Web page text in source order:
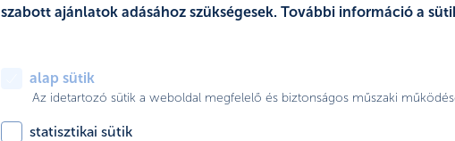
szabott ajánlatok adásához szükségesek. További információ a
alap sütik
Az idetartozó sütik a weboldal megfelelő és biztonságos műszaki
statisztikai sütik